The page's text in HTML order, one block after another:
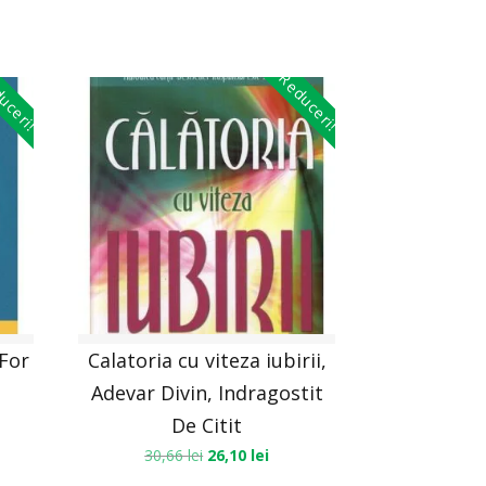
Reduceri!
Calatoria cu viteza iubirii,
Adevar Divin, Indragostit
De Citit
30,66lei 26,10 lei